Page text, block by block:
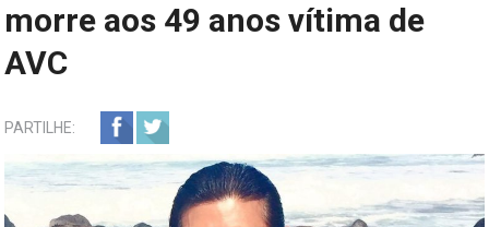
morre aos 49 anos vítima de
AVC
PARTILHE: